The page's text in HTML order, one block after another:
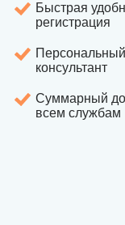
Быстрая
регистрация
Персональный
консультант
Суммарный
всем службам